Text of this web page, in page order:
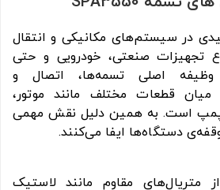
در سیستم‌های مکانیکی و انتقال
تجهیزات صنعتی، خودرویی و حتی
وظیفه اصلی تسمه‌ها، اتصال و
قطعات مختلف مانند موتور،
پمپ است. به همین دلیل نقش مهمی
دستگاه‌ها ایفا می‌کنند.
متریال‌های مقاوم مانند لاستیک